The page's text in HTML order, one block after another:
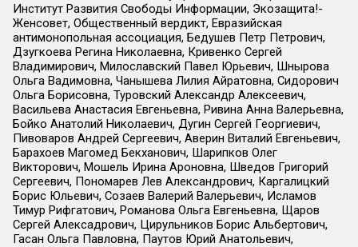
Институт Развития Свободы Информации, Экозащита!-
Женсовет, Общественный вердикт, Евразийская
антимонопольная ассоциация, Бедушев Петр Петрович,
Дзугкоева Регина Николаевна, Кривенко Сергей
Владимирович, Милославский Павел Юрьевич, Шнырова
Ольга Вадимовна, Чанышева Лилия Айратовна, Сидорович
Ольга Борисовна, Туровский Александр Алексеевич,
Васильева Анастасия Евгеньевна, Ривина Анна Валерьевна,
Бойко Анатолий Николаевич, Дугин Сергей Георгиевич,
Пивоваров Андрей Сергеевич, Аверин Виталий Евгеньевич,
Барахоев Магомед Бекханович, Шарипков Олег
Викторович, Мошель Ирина Ароновна, Шведов Григорий
Сергеевич, Пономарев Лев Александрович, Каргалицкий
Борис Юльевич, Созаев Валерий Валерьевич, Исламов
Тимур Рифгатович, Романова Ольга Евгеньевна, Щаров
Сергей Алексадрович, Цирульников Борис Альбертович,
Гасан Ольга Павловна, Паутов Юрий Анатольевич,